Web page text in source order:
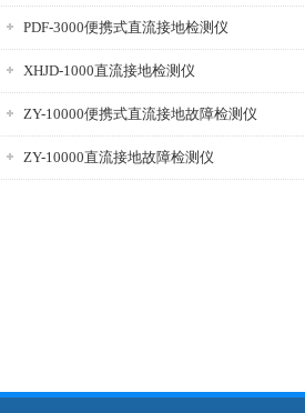
PDF-3000便携式直流接地检测仪
XHJD-1000直流接地检测仪
ZY-10000便携式直流接地故障检测仪
ZY-10000直流接地故障检测仪